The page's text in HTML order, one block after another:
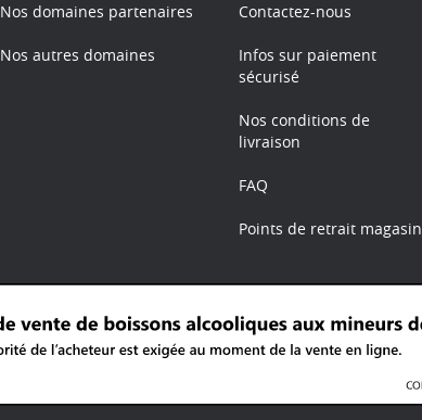
Nos domaines partenaires
Nos autres domaines
Contactez-nous
Infos sur paiement
sécurisé
Nos conditions de
livraison
FAQ
Points de retrait magasin